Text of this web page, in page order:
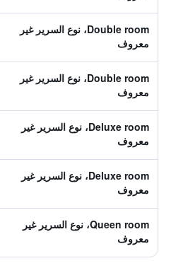
Double room، نوع السرير غير
معروف
Double room، نوع السرير غير
معروف
Deluxe room، نوع السرير غير
معروف
Deluxe room، نوع السرير غير
معروف
Queen room، نوع السرير غير
معروف